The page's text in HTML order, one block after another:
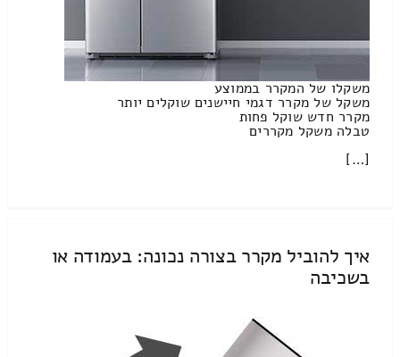
משקלו של המקרר בממוצע
משקל של מקרר דגמי חיישנים שוקלים יותר
מקרר חדש שוקל פחות
טבלה משקל מקררים
[…]
איך להוביל מקרר בצורה נכונה: בעמודה או
בשכיבה